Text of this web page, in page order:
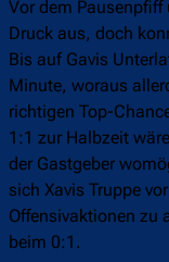
Vor dem
Druck aus, doch
Bis auf Gavis
Minute, woraus
richtigen Top-
1:1 zur Halbzeit
der Gastgeber
sich Xavis Truppe
Offensivaktionen zu
beim 0:1.